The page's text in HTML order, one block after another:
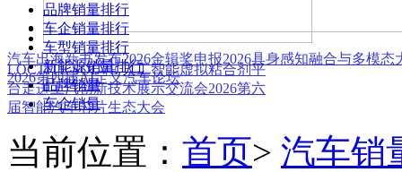
汽车出海新书发布2026金辑奖申报2026具身感知融合与多模态
2026第四届AI定义汽车论坛
LOCTITE SOLVE 人工智能虚拟粘合剂平
台走进上汽创新技术展示交流会2026第六
届智能汽车芯片生态大会
品牌销量排行
车企销量排行
车型销量排行
新能源销量排行
品牌销量
车企销量
当前位置： 首页> 汽车销